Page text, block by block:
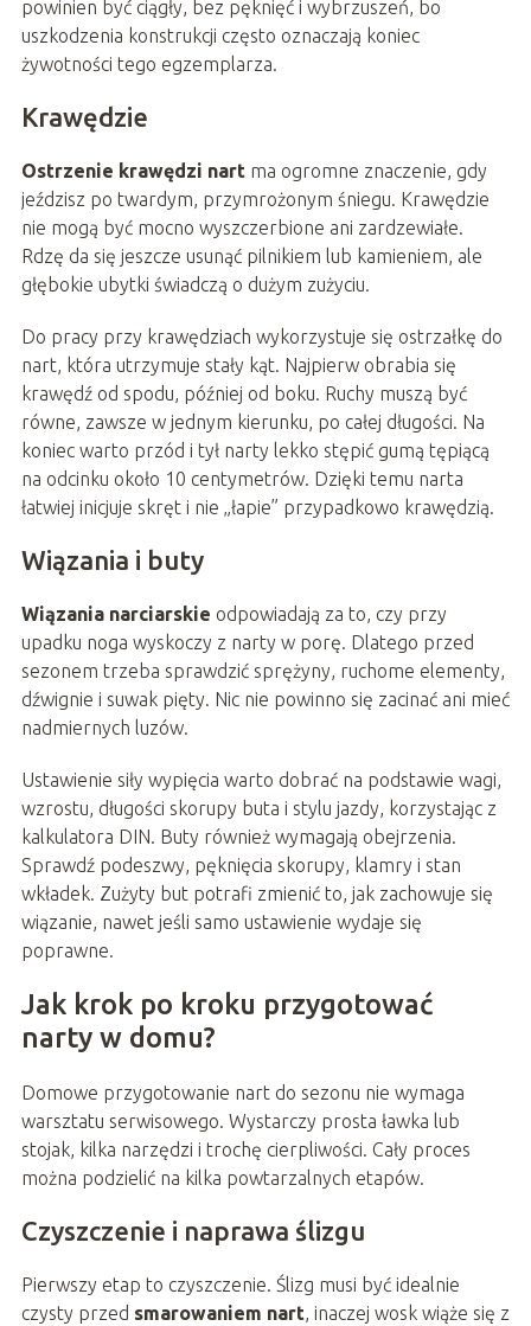
powinien być ciągły, bez pęknięć i wybrzuszeń, bo
uszkodzenia konstrukcji często oznaczają koniec
żywotności tego egzemplarza.
Krawędzie
Ostrzenie krawędzi nartma ogromne znaczenie, gdy
jeździsz po twardym, przymrożonym śniegu. Krawędzie
nie mogą być mocno wyszczerbione ani zardzewiałe.
Rdzę da się jeszcze usunąć pilnikiem lub kamieniem, ale
głębokie ubytki świadczą o dużym zużyciu.
Do pracy przy krawędziach wykorzystuje się ostrzałkę do
nart, która utrzymuje stały kąt. Najpierw obrabia się
krawędź od spodu, później od boku. Ruchy muszą być
równe, zawsze w jednym kierunku, po całej długości. Na
koniec warto przód i tył narty lekko stępić gumą tępiącą
na odcinku około 10 centymetrów. Dzięki temu narta
łatwiej inicjuje skręt i nie „łapie” przypadkowo krawędzią.
Wiązania i buty
Wiązania narciarskie odpowiadają za to, czy przy
upadku noga wyskoczy z narty w porę. Dlatego przed
sezonem trzeba sprawdzić sprężyny, ruchome elementy,
dźwignie i suwak pięty. Nic nie powinno się zacinać ani mieć
nadmiernych luzów.
Ustawienie siły wypięcia warto dobrać na podstawie wagi,
wzrostu, długości skorupy buta i stylu jazdy, korzystając z
kalkulatora DIN. Buty również wymagają obejrzenia.
Sprawdź podeszwy, pęknięcia skorupy, klamry i stan
wkładek. Zużyty but potrafi zmienić to, jak zachowuje się
wiązanie, nawet jeśli samo ustawienie wydaje się
poprawne.
Jak krok po kroku przygotować
narty w domu?
Domowe przygotowanie nart do sezonu nie wymaga
warsztatu serwisowego. Wystarczy prosta ławka lub
stojak, kilka narzędzi i trochę cierpliwości. Cały proces
można podzielić na kilka powtarzalnych etapów.
Czyszczenie i naprawa ślizgu
Pierwszy etap to czyszczenie. Ślizg musi być idealnie
czysty przed smarowaniem nart, inaczej wosk wiąże się z